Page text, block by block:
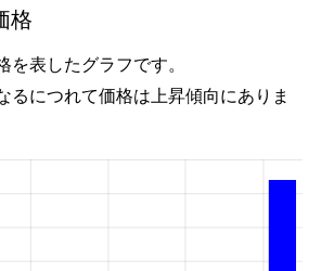
格
を表したグラフです。
るにつれて価格は上昇傾向にありま